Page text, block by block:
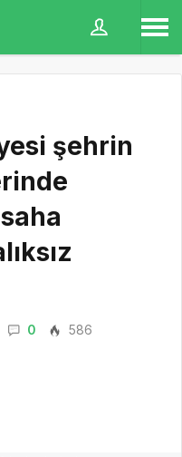
şehrin
0
586